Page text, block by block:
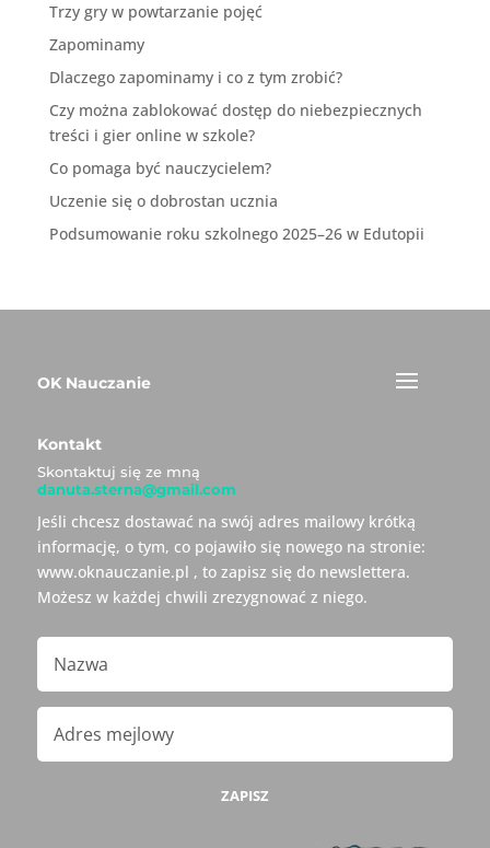
Trzy gry w powtarzanie pojęć
Zapominamy
Dlaczego zapominamy i co z tym zrobić?
Czy można zablokować dostęp do niebezpiecznych
treści i gier online w szkole?
Co pomaga być nauczycielem?
Uczenie się o dobrostan ucznia
Podsumowanie roku szkolnego 2025–26 w Edutopii
OK Nauczanie
Kontakt
Skontaktuj się ze mną
danuta.sterna@gmail.com
Jeśli chcesz dostawać na swój adres mailowy krótką
informację, o tym, co pojawiło się nowego na stronie:
www.oknauczanie.pl , to zapisz się do newslettera.
Możesz w każdej chwili zrezygnować z niego.
ZAPISZ